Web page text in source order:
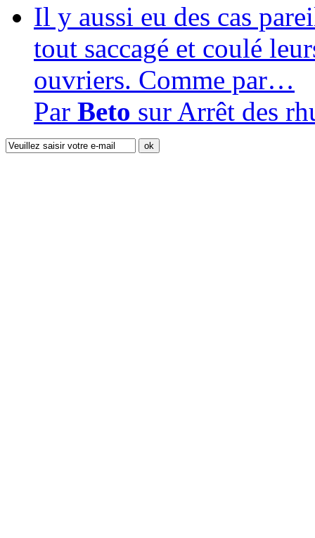
Il y aussi eu des cas
tout saccagé et coulé
ouvriers. Comme par…
Par Beto sur Arrêt des